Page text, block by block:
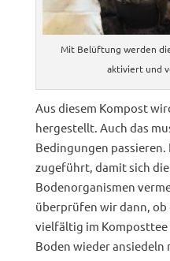
Mit Belüftung werden
aktiviert und
Aus diesem Kompost
hergestellt. Auch das
Bedingungen
zugeführt, damit sich
Bodenorganismen
überprüfen wir dann, ob
vielfältig im
Boden wieder ansiedeln